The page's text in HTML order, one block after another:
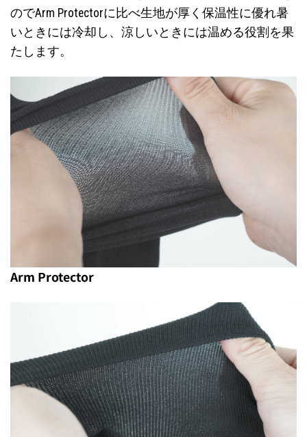
のでArm Protectorに比べ生地が厚く保温性に優れ暑
いときには冷却し、涼しいときには温める役割を果
たします。
Arm Protector